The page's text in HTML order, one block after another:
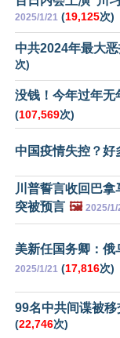
2025/1/21 (19,125次)
中共2024年最大
次)
没钱！今年过年无
(107,569次)
中国疫情失控？好
川普誓言收回巴
突被预言 🖼️ 2025/1/
美新任国务卿：俄
2025/1/21 (17,816次)
99名中共间谍被
(22,746次)